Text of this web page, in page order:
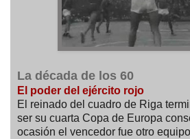
La década de los 60
El poder del ejército rojo
El reinado del cuadro de Riga
ser su cuarta Copa de Europa
ocasión el vencedor fue otro